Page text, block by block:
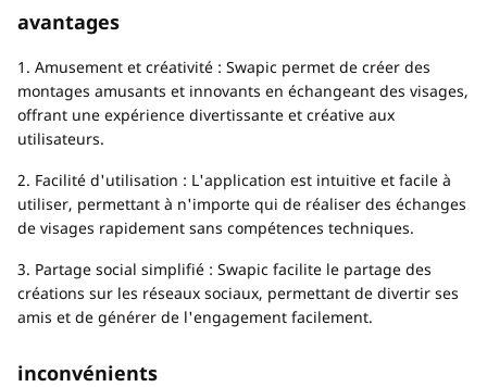
avantages
1. Amusement et créativité : Swapic permet de créer des
montages amusants et innovants en échangeant des visages,
offrant une expérience divertissante et créative aux
utilisateurs.
2. Facilité d'utilisation : L'application est intuitive et facile à
utiliser, permettant à n'importe qui de réaliser des échanges
de visages rapidement sans compétences techniques.
3. Partage social simplifié : Swapic facilite le partage des
créations sur les réseaux sociaux, permettant de divertir ses
amis et de générer de l'engagement facilement.
inconvénients